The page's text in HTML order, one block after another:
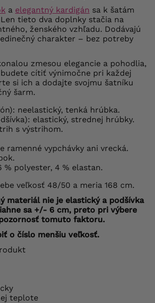
a elegantný kardigán sa k šatám
tieto dva doplnky stačia na
​​ženského vzhľadu. Dodávajú
charakter – bez potreby
zmesou elegancie a pohodlia,
cítiť výnimočne pri každej
si ich a dodajte svojmu šatníku
šarm.
neelastický, tenká hrúbka.
elastický, strednej hrúbky.
s výstrihom.
ramenné vypchávky ani vrecká.
% polyester, 4 % elastan.
veľkosť 48/50 a meria 168 cm.
materiál nie je elastický a podšívka
sa +/- 6 cm, preto pri výbere
tomuto faktoru.
o číslo menšiu veľkosť.
teplote